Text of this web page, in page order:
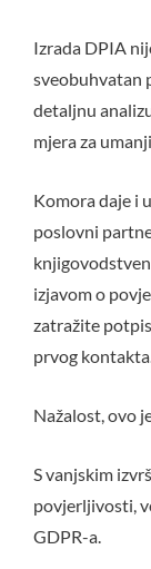
Izrada DPIA
sveobuhvatan
detaljnu
mjera za
Komora daje i
poslovni
izjavom o
zatražite
prvog
Nažalost, ovo
S vanjskim
povjerljivosti,
GDPR-a.